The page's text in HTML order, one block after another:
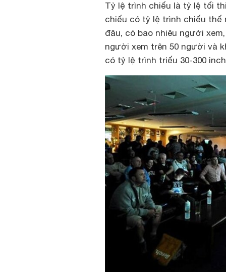
Tỷ lệ trình chiếu là tỷ lệ tối
chiếu có tỷ lệ trình chiếu thế
đâu, có bao nhiêu người
người xem trên 50 người và
có tỷ lệ trình triếu 30-300